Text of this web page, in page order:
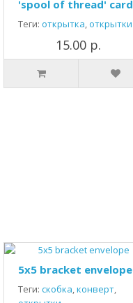
'spool of thread' card
Теги: открытка,открытки
15.00 р.
5x5 bracket envelope
Теги: скобка,конверт,